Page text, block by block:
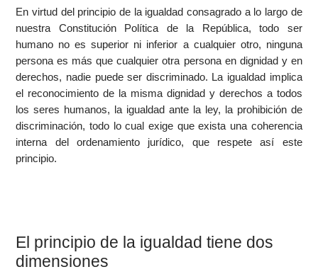
En virtud del principio de la igualdad consagrado a lo largo de
nuestra Constitución Política de la República, todo ser
humano no es superior ni inferior a cualquier otro, ninguna
persona es más que cualquier otra persona en dignidad y en
derechos, nadie puede ser discriminado. La igualdad implica
el reconocimiento de la misma dignidad y derechos a todos
los seres humanos, la igualdad ante la ley, la prohibición de
discriminación, todo lo cual exige que exista una coherencia
interna del ordenamiento jurídico, que respete así este
principio.
El principio de la igualdad tiene dos
dimensiones